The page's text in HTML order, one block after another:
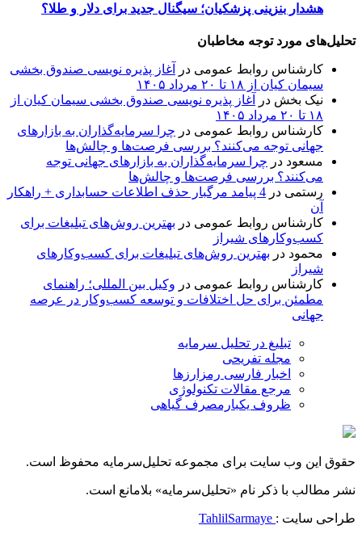
هشدار بنزینی پزشکیان؛ سیگنال جدید برای دلار و طلا؟
تحلیل‌های مورد توجه مخاطبان
کارشناس روابط عمومی در
آغاز پذیره نویسی صندوق بخشی
سیمان کیان از ۱۸ تا ۲۰ مرداد ۱۴۰۵
نیک بخش در
آغاز پذیره نویسی صندوق بخشی سیمان کیان از
۱۸ تا ۲۰ مرداد ۱۴۰۵
کارشناس روابط عمومی در چرا سرمایه‌گذاران به بازارهای
جهانی توجه می‌کنند؟ بررسی فرصت‌ها و چالش‌ها
مسعود در چرا سرمایه‌گذاران به بازارهای جهانی توجه
می‌کنند؟ بررسی فرصت‌ها و چالش‌ها
رستمی در
4 پیامد مرگبار حذف اطلاعات حسابداری + راهکار
آن
کارشناس روابط عمومی در بهترین روش‌های تبلیغات برای
کسب‌وکارهای شیراز
محمود در بهترین روش‌های تبلیغات برای کسب‌وکارهای
شیراز
کارشناس روابط عمومی در وکیل بین المللی؛ راهنمای
مطمئن برای حل اختلافات و توسعه کسب‌وکار در عرصه
جهانی
تبلیغ در تحلیل سرمایه
مجله تفریحی
اخبار فارسی رمزارزها
مرجع مقالات تکنولوژی
ظروف یکبارمصرف گیاهی
حقوق این وب سایت برای مجموعه تحلیل‌سرمایه محفوظ است.
نشر مطالب با ذکر نام «تحلیل‌سرمایه» بلامانع است.
طراحی سایت :